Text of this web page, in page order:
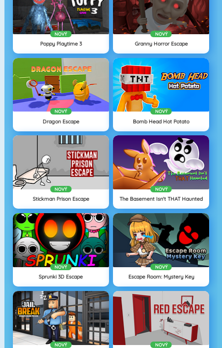
NOVÝ
Poppy Playtime 3
NOVÝ
Granny Horror Escape
NOVÝ
Dragon Escape
NOVÝ
Bomb Head Hot Potato
NOVÝ
Stickman Prison Escape
NOVÝ
The Basement Isn't THAT Haunted
NOVÝ
Sprunki 3D Escape
NOVÝ
Escape Room: Mystery Key
NOVÝ NOVÝ